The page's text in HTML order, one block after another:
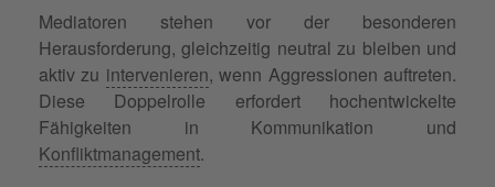
Mediatoren stehen vor der besonderen
Herausforderung, gleichzeitig neutral zu bleiben und
aktiv zu intervenieren, wenn Aggressionen auftreten.
Diese Doppelrolle erfordert hochentwickelte
Fähigkeiten in Kommunikation und
Konfliktmanagement.